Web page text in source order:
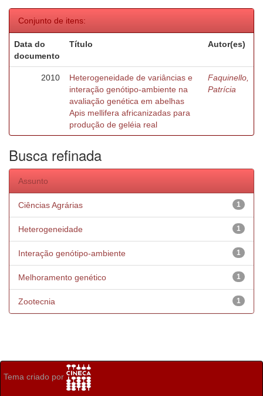
Conjunto de itens:
Data do
documento
Título Autor(es)
2010
Heterogeneidade de variâncias e
interação genótipo-ambiente na
avaliação genética em abelhas
Apis mellifera africanizadas para
produção de geléia real
Faquinello,
Patrícia
Busca refinada
Assunto
1
Ciências Agrárias
1
Heterogeneidade
1
Interação genótipo-ambiente
1
Melhoramento genético
1
Zootecnia
Tema criado por